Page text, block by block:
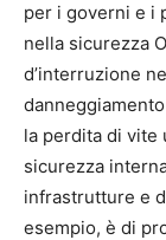
per i governi e i
nella sicurezza
d’interruzione
la perdita di vite
sicurezza
infrastrutture e
esempio, è di